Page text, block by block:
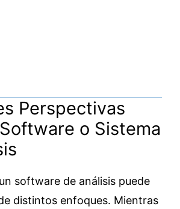
Perspectivas
o Sistema
software de análisis puede
distintos enfoques. Mientras